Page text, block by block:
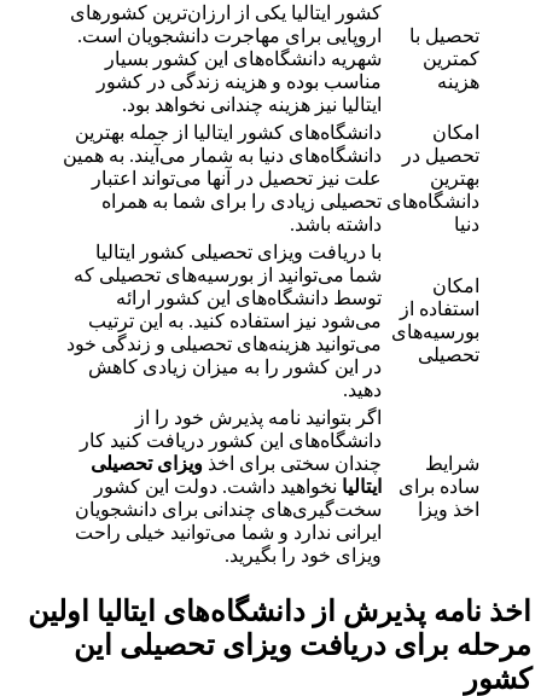
تحصیل با
کمترین
هزینه
کشور ایتالیا یکی از ارزان‌ترین کشورهای
اروپایی برای مهاجرت دانشجویان است.
شهریه دانشگاه‌های این کشور بسیار
مناسب بوده و هزینه زندگی در کشور
ایتالیا نیز هزینه چندانی نخواهد بود.
امکان
تحصیل در
بهترین
دانشگاه‌های
دنیا
دانشگاه‌های کشور ایتالیا از جمله بهترین
دانشگاه‌های دنیا به شمار می‌آیند. به همین
علت نیز تحصیل در آنها می‌تواند اعتبار
تحصیلی زیادی را برای شما به همراه
داشته باشد.
امکان
استفاده از
بورسیه‌های
تحصیلی
با دریافت ویزای تحصیلی کشور ایتالیا
شما می‌توانید از بورسیه‌های تحصیلی که
توسط دانشگاه‌های این کشور ارائه
می‌شود نیز استفاده کنید. به این ترتیب
می‌توانید هزینه‌های تحصیلی و زندگی خود
در این کشور را به میزان زیادی کاهش
دهید.
شرایط
ساده برای
اخذ ویزا
اگر بتوانید نامه پذیرش خود را از
دانشگاه‌های این کشور دریافت کنید کار
چندان سختی برای اخذ ویزای تحصیلی
ایتالیا نخواهید داشت. دولت این کشور
سخت‌گیری‌های چندانی برای دانشجویان
ایرانی ندارد و شما می‌توانید خیلی راحت
ویزای خود را بگیرید.
اخذ نامه پذیرش از دانشگاه‌های ایتالیا اولین
مرحله برای دریافت ویزای تحصیلی این
کشور